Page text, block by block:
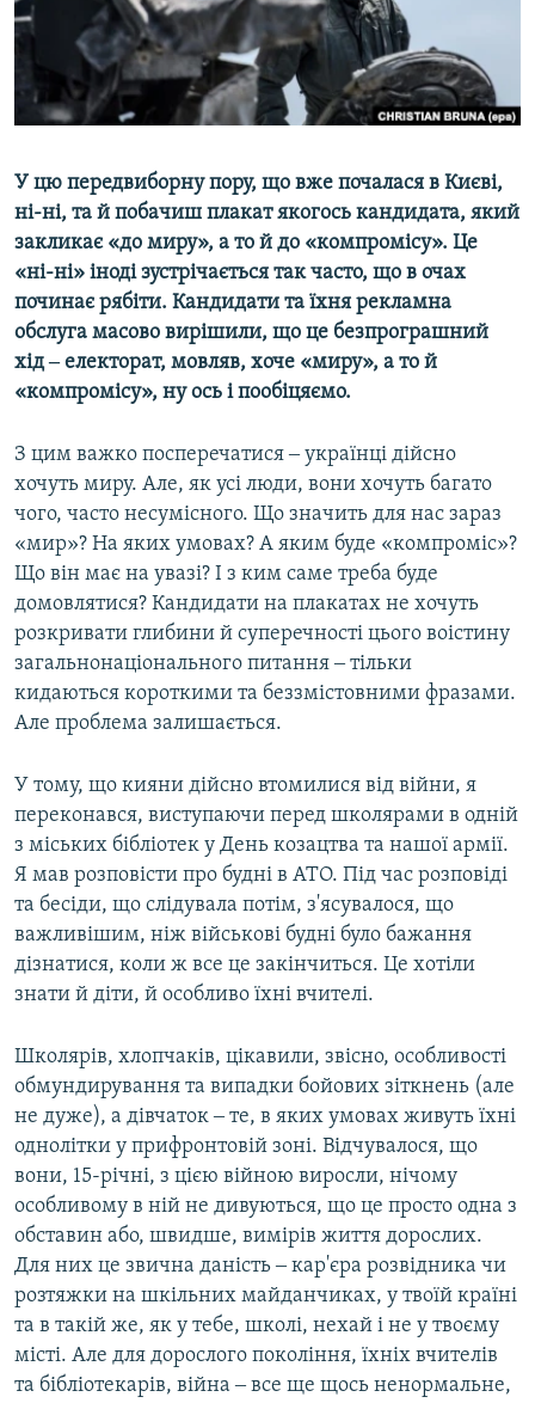
ВІДЕОУРОКИ «ELIFBE»
СВІДЧЕННЯ ОКУПАЦІЇ
УКРАЇНСЬКА ПРОБЛЕМА КРИМУ
Русский
Qırımtatar
Усі сайти RFE/RL
У цю передвиборну пору, що вже почалася в Києві,
ні-ні, та й побачиш плакат якогось кандидата, який
закликає «до миру», а то й до «компромісу». Це
«ні-ні» іноді зустрічається так часто, що в очах
починає рябіти. Кандидати та їхня рекламна
обслуга масово вирішили, що це безпрограшний
хід ‒ електорат, мовляв, хоче «миру», а то й
«компромісу», ну ось і пообіцяємо.
З цим важко посперечатися ‒ українці дійсно
хочуть миру. Але, як усі люди, вони хочуть багато
чого, часто несумісного. Що значить для нас зараз
«мир»? На яких умовах? А яким буде «компроміс»?
Що він має на увазі? І з ким саме треба буде
домовлятися? Кандидати на плакатах не хочуть
розкривати глибини й суперечності цього воістину
загальнонаціонального питання ‒ тільки
кидаються короткими та беззмістовними фразами.
Але проблема залишається.
У тому, що кияни дійсно втомилися від війни, я
переконався, виступаючи перед школярами в одній
з міських бібліотек у День козацтва та нашої армії.
Я мав розповісти про будні в АТО. Під час розповіді
та бесіди, що слідувала потім, з'ясувалося, що
важливішим, ніж військові будні було бажання
дізнатися, коли ж все це закінчиться. Це хотіли
знати й діти, й особливо їхні вчителі.
Школярів, хлопчаків, цікавили, звісно, особливості
обмундирування та випадки бойових зіткнень (але
не дуже), а дівчаток ‒ те, в яких умовах живуть їхні
однолітки у прифронтовій зоні. Відчувалося, що
вони, 15-річні, з цією війною виросли, нічому
особливому в ній не дивуються, що це просто одна з
обставин або, швидше, вимірів життя дорослих.
Для них це звична даність ‒ кар'єра розвідника чи
розтяжки на шкільних майданчиках, у твоїй країні
та в такій же, як у тебе, школі, нехай і не у твоєму
місті. Але для дорослого покоління, їхніх вчителів
та бібліотекарів, війна ‒ все ще щось ненормальне,